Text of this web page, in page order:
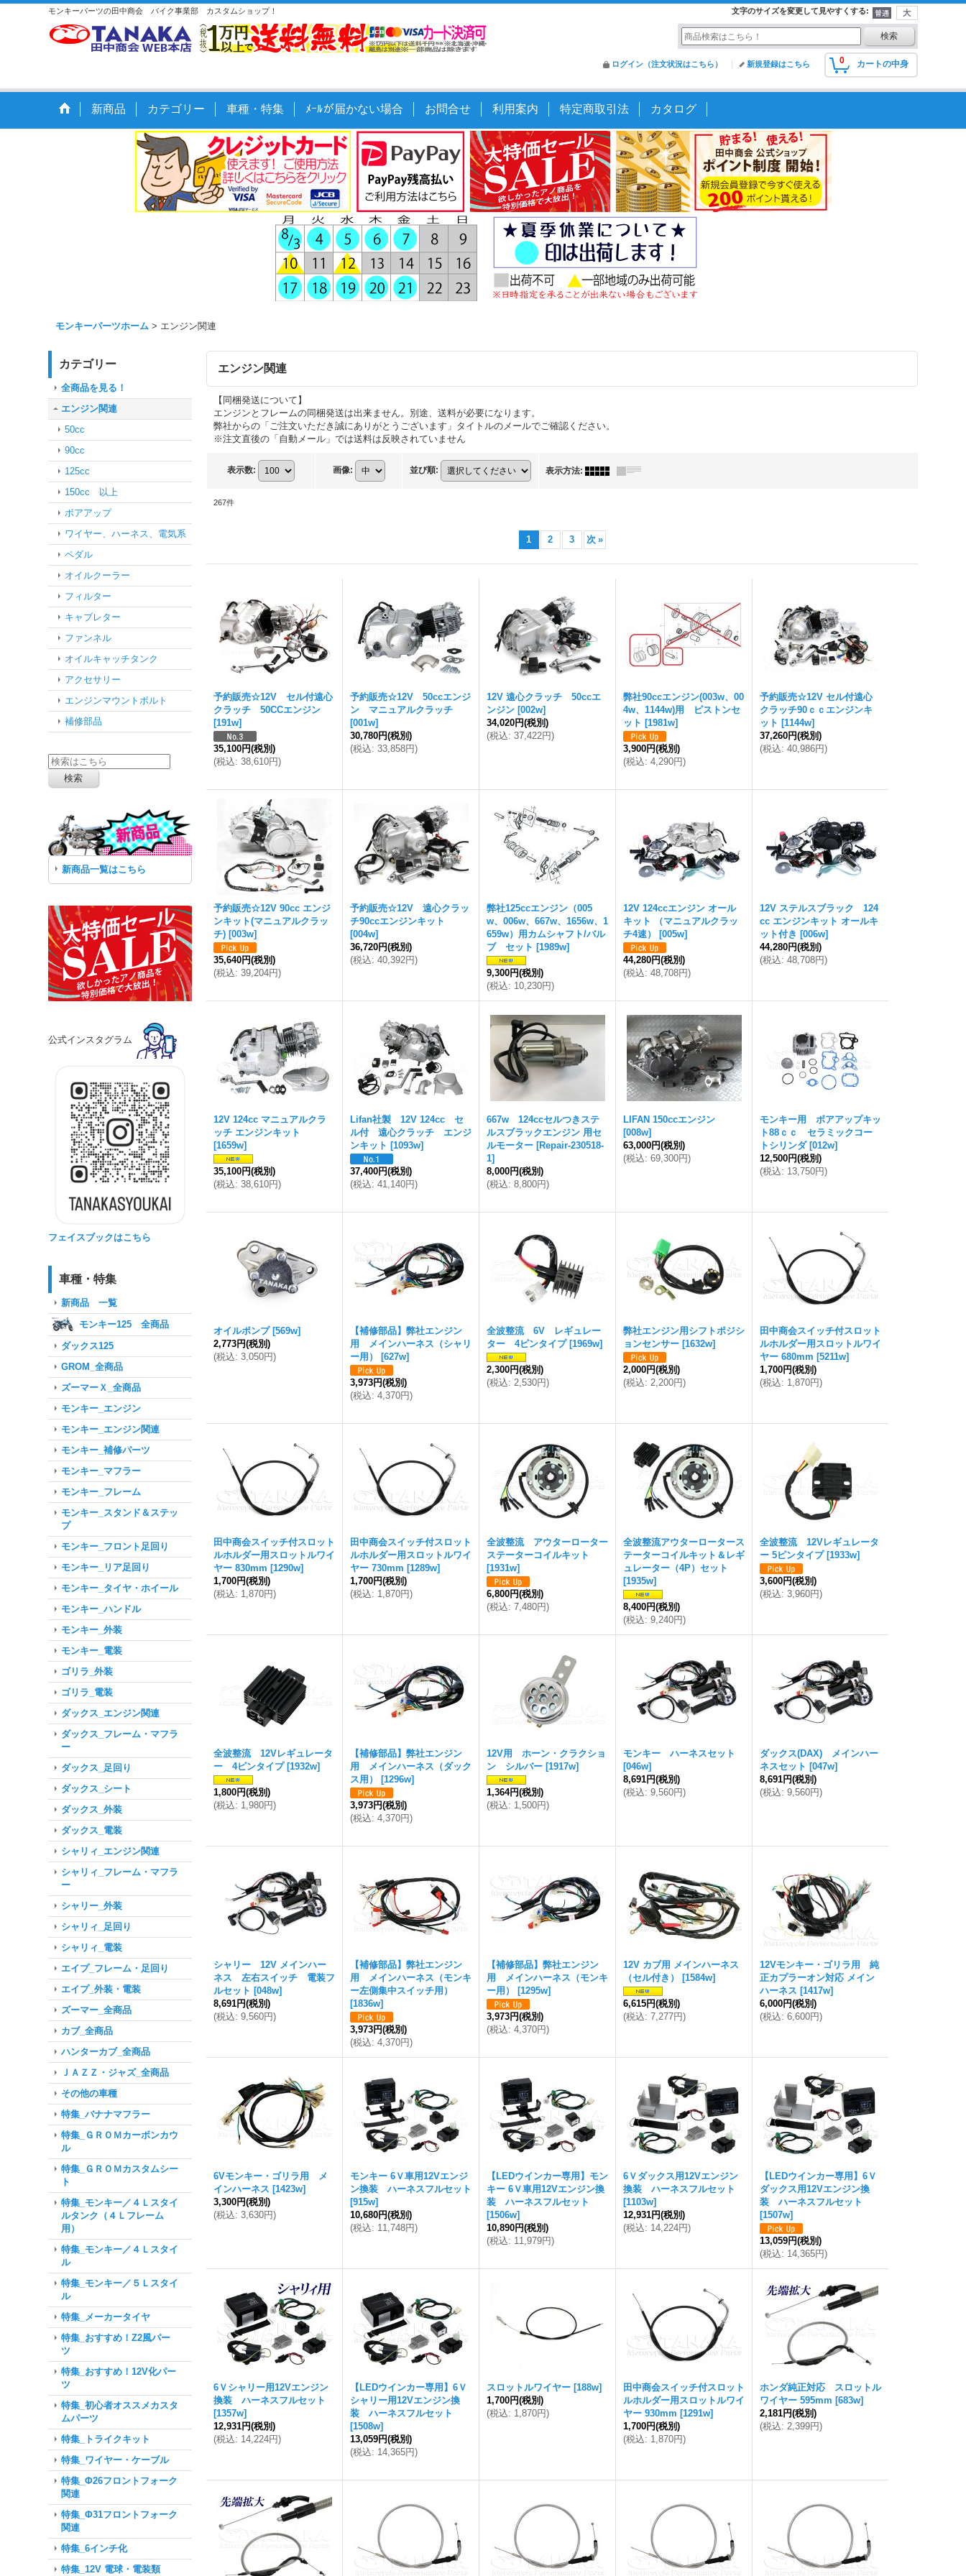
モンキーパーツの田中商会 バイク事業部 カスタムショップ！ 文字のサイズを変更して見やすくする:
0 カートの中身
ログイン（注文状況はこちら） 新規登録はこちら
新商品 カテゴリー 車種・特集 ﾒｰﾙが届かない場合 お問合せ 利用案内 特定商取引法 カタログ
モンキーパーツホーム > エンジン関連
カテゴリー
全商品を見る！
エンジン関連
50cc
90cc
125cc
150cc 以上
ボアアップ
ワイヤー、ハーネス、電気系
ペダル
オイルクーラー
フィルター
キャブレター
ファンネル
オイルキャッチタンク
アクセサリー
エンジンマウントボルト
補修部品
新商品一覧はこちら
公式インスタグラム
フェイスブックはこちら
車種・特集
新商品 一覧
モンキー125 全商品
ダックス125
GROM_全商品
ズーマーＸ_全商品
モンキー_エンジン
モンキー_エンジン関連
モンキー_補修パーツ
モンキー_マフラー
モンキー_フレーム
モンキー_スタンド＆ステッ
プ
モンキー_フロント足回り
モンキー_リア足回り
モンキー_タイヤ・ホイール
モンキー_ハンドル
モンキー_外装
モンキー_電装
ゴリラ_外装
ゴリラ_電装
ダックス_エンジン関連
ダックス_フレーム・マフラ
ー
ダックス_足回り
ダックス_シート
ダックス_外装
ダックス_電装
シャリィ_エンジン関連
シャリィ_フレーム・マフラ
ー
シャリー_外装
シャリィ_足回り
シャリィ_電装
エイプ_フレーム・足回り
エイプ_外装・電装
ズーマー_全商品
カブ_全商品
ハンターカブ_全商品
ＪＡＺＺ・ジャズ_全商品
その他の車種
特集_バナナマフラー
特集_ＧＲＯＭカーボンカウ
ル
特集_ＧＲＯＭカスタムシー
ト
特集_モンキー／４Ｌスタイ
ルタンク（４Ｌフレーム
用）
特集_モンキー／４Ｌスタイ
ル
特集_モンキー／５Ｌスタイ
ル
特集_メーカータイヤ
特集_おすすめ！Z2風パー
ツ
特集_おすすめ！12V化パー
ツ
特集_初心者オススメカスタ
ムパーツ
特集_トライクキット
特集_ワイヤー・ケーブル
特集_Φ26フロントフォーク
関連
特集_Φ31フロントフォーク
関連
特集_6インチ化
特集_12V 電球・電装類
エンジン関連
【同梱発送について】
エンジンとフレームの同梱発送は出来ません。別途、送料が必要になります。
弊社からの「ご注文いただき誠にありがとうございます」タイトルのメールでご確認ください。
※注文直後の「自動メール」では送料は反映されていません
表示数: 画像: 並び順: 表示方法:
267件
1 2 3 次 »
予約販売☆12V セル付遠心
クラッチ 50CCエンジン
[191w]
35,100円(税別)
(税込: 38,610円)
予約販売☆12V 50ccエンジ
ン マニュアルクラッチ
[001w]
30,780円(税別)
(税込: 33,858円)
12V 遠心クラッチ 50ccエ
ンジン [002w]
34,020円(税別)
(税込: 37,422円)
弊社90ccエンジン(003w、00
4w、1144w)用 ピストンセ
ット [1981w]
3,900円(税別)
(税込: 4,290円)
予約販売☆12V セル付遠心
クラッチ90ｃｃエンジンキ
ット [1144w]
37,260円(税別)
(税込: 40,986円)
予約販売☆12V 90cc エンジ
ンキット(マニュアルクラッ
チ) [003w]
35,640円(税別)
(税込: 39,204円)
予約販売☆12V 遠心クラッ
チ90ccエンジンキット
[004w]
36,720円(税別)
(税込: 40,392円)
弊社125ccエンジン（005
w、006w、667w、1656w、1
659w）用カムシャフト/バル
ブ セット [1989w]
9,300円(税別)
(税込: 10,230円)
12V 124ccエンジン オール
キット （マニュアルクラッ
チ4速）
[005w]
44,280円(税別)
(税込: 48,708円)
12V ステルスブラック 124
cc エンジンキット オールキ
ット付き [006w]
44,280円(税別)
(税込: 48,708円)
12V 124cc マニュアルクラ
ッチ エンジンキット
[1659w]
35,100円(税別)
(税込: 38,610円)
Lifan社製 12V 124cc セ
ル付 遠心クラッチ エンジ
ンキット [1093w]
37,400円(税別)
(税込: 41,140円)
667w 124ccセルつきステ
ルスブラックエンジン 用セ
ルモーター [Repair-230518-
1]
8,000円(税別)
(税込: 8,800円)
LIFAN 150ccエンジン
[008w]
63,000円(税別)
(税込: 69,300円)
モンキー用 ボアアップキッ
ト88ｃｃ セラミックコー
トシリンダ [012w]
12,500円(税別)
(税込: 13,750円)
オイルポンプ [569w]
2,773円(税別)
(税込: 3,050円)
【補修部品】弊社エンジン
用 メインハーネス（シャリ
ー用）
[627w]
3,973円(税別)
(税込: 4,370円)
全波整流 6V レギュレー
ター 4ピンタイプ [1969w]
2,300円(税別)
(税込: 2,530円)
弊社エンジン用シフトポジシ
ョンセンサー [1632w]
2,000円(税別)
(税込: 2,200円)
田中商会スイッチ付スロット
ルホルダー用スロットルワイ
ヤー 680mm [5211w]
1,700円(税別)
(税込: 1,870円)
田中商会スイッチ付スロット
ルホルダー用スロットルワイ
ヤー 830mm [1290w]
1,700円(税別)
(税込: 1,870円)
田中商会スイッチ付スロット
ルホルダー用スロットルワイ
ヤー 730mm [1289w]
1,700円(税別)
(税込: 1,870円)
全波整流 アウターローター
ステーターコイルキット
[1931w]
6,800円(税別)
(税込: 7,480円)
全波整流アウターロータース
テーターコイルキット＆レギ
ュレーター（4P）セット
[1935w]
8,400円(税別)
(税込: 9,240円)
全波整流 12Vレギュレータ
ー 5ピンタイプ [1933w]
3,600円(税別)
(税込: 3,960円)
全波整流 12Vレギュレータ
ー 4ピンタイプ [1932w]
1,800円(税別)
(税込: 1,980円)
【補修部品】弊社エンジン
用 メインハーネス（ダック
ス用）
[1296w]
3,973円(税別)
(税込: 4,370円)
12V用 ホーン・クラクショ
ン シルバー [1917w]
1,364円(税別)
(税込: 1,500円)
モンキー ハーネスセット
[046w]
8,691円(税別)
(税込: 9,560円)
ダックス(DAX) メインハー
ネスセット [047w]
8,691円(税別)
(税込: 9,560円)
シャリー 12V メインハー
ネス 左右スイッチ 電装フ
ルセット [048w]
8,691円(税別)
(税込: 9,560円)
【補修部品】弊社エンジン
用 メインハーネス（モンキ
ー左側集中スイッチ用）
[1836w]
3,973円(税別)
(税込: 4,370円)
【補修部品】弊社エンジン
用 メインハーネス（モンキ
ー用）
[1295w]
3,973円(税別)
(税込: 4,370円)
12V カブ用 メインハーネス
（セル付き）
[1584w]
6,615円(税別)
(税込: 7,277円)
12Vモンキー・ゴリラ用 純
正カプラーオン対応 メイン
ハーネス [1417w]
6,000円(税別)
(税込: 6,600円)
6Vモンキー・ゴリラ用 メ
インハーネス [1423w]
3,300円(税別)
(税込: 3,630円)
モンキー 6Ｖ車用12Vエンジ
ン換装 ハーネスフルセット
[915w]
10,680円(税別)
(税込: 11,748円)
【LEDウインカー専用】モン
キー 6Ｖ車用12Vエンジン換
装 ハーネスフルセット
[1506w]
10,890円(税別)
(税込: 11,979円)
6Ｖダックス用12Vエンジン
換装 ハーネスフルセット
[1103w]
12,931円(税別)
(税込: 14,224円)
【LEDウインカー専用】6Ｖ
ダックス用12Vエンジン換
装 ハーネスフルセット
[1507w]
13,059円(税別)
(税込: 14,365円)
6Ｖシャリー用12Vエンジン
換装 ハーネスフルセット
[1357w]
12,931円(税別)
(税込: 14,224円)
【LEDウインカー専用】6Ｖ
シャリー用12Vエンジン換
装 ハーネスフルセット
[1508w]
13,059円(税別)
(税込: 14,365円)
スロットルワイヤー [188w]
1,700円(税別)
(税込: 1,870円)
田中商会スイッチ付スロット
ルホルダー用スロットルワイ
ヤー 930mm [1291w]
1,700円(税別)
(税込: 1,870円)
ホンダ純正対応 スロットル
ワイヤー 595mm [683w]
2,181円(税別)
(税込: 2,399円)